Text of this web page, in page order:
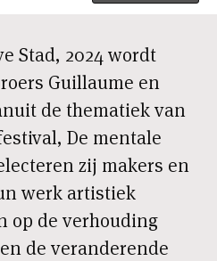
Stad, 2024 wordt
Guillaume en
de thematiek van
De mentale
zij makers en
werk artistiek
op de verhouding
de veranderende